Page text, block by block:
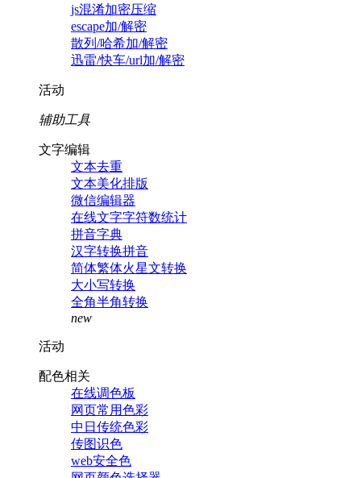
js混淆加密压缩
escape加/解密
散列/哈希加/解密
迅雷/快车/url加/解密
活动
辅助工具
文字编辑
文本去重
文本美化排版
微信编辑器
在线文字字符数统计
拼音字典
汉字转换拼音
简体繁体火星文转换
大小写转换
全角半角转换
new
活动
配色相关
在线调色板
网页常用色彩
中日传统色彩
传图识色
web安全色